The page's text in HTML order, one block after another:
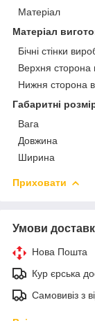
Матеріал
Матеріал
Бічні стінки
Верхня сторона
Нижня сторона
Габаритні
Вага
Довжина
Ширина
Приховати
Умови
Нова Пошта
Кур єрська
Самовивіз з